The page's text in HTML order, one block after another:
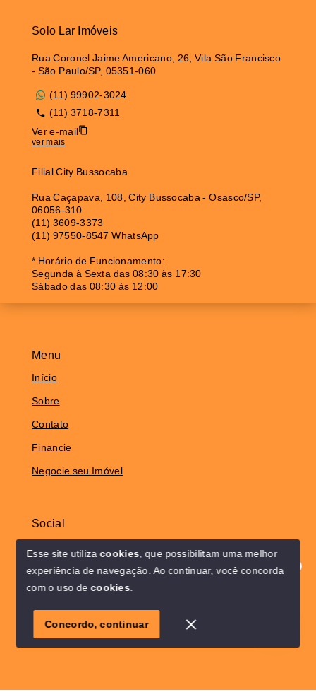
Olá! Estamos disponíveis para te ajudar.
Menu
Início
Sobre
Contato
Financie
Negocie seu Imóvel
Social
Solo Lar Imóveis
Rua Coronel Jaime Americano, 26, Vila São Francisco
- São Paulo/SP, 05351-060
(11) 99902-3024
(11) 3718-7311
Ver e-mail
ver mais
Filial City Bussocaba
Rua Caçapava, 108, City Bussocaba - Osasco/SP,
06056-310
(11) 3609-3373
(11) 97550-8547 WhatsApp
* Horário de Funcionamento:
Segunda à Sexta das 08:30 às 17:30
Sábado das 08:30 às 12:00
Esse site utilizacookies , que possibilitam uma melhor
experiência de navegação. Ao continuar, você concorda
com o uso decookies
Concordo, continuar